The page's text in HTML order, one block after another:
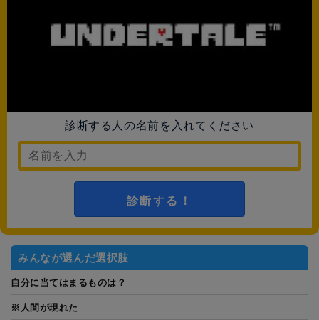
診断する人の名前を入れてください
診断する！
みんなが選んだ選択肢
自分に当てはまるものは？
※人間が現れた